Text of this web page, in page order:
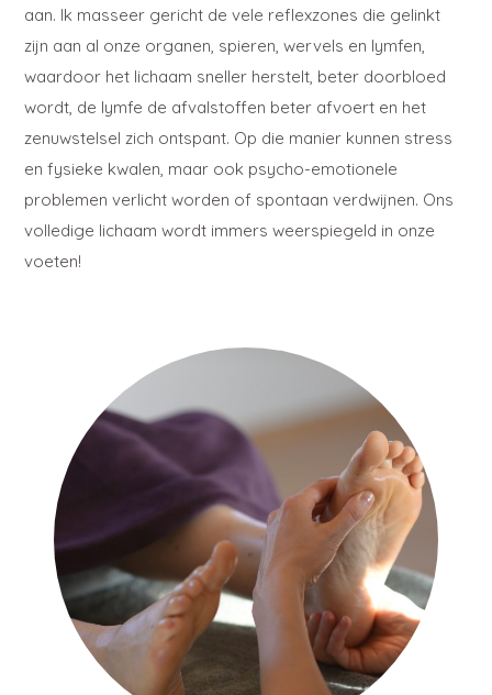
aan. Ik masseer gericht de vele reflexzones die gelinkt
zijn aan al onze organen, spieren, wervels en lymfen,
waardoor het lichaam sneller herstelt, beter doorbloed
wordt, de lymfe de afvalstoffen beter afvoert en het
zenuwstelsel zich ontspant. Op die manier kunnen stress
en fysieke kwalen, maar ook psycho-emotionele
problemen verlicht worden of spontaan verdwijnen. Ons
volledige lichaam wordt immers weerspiegeld in onze
voeten!